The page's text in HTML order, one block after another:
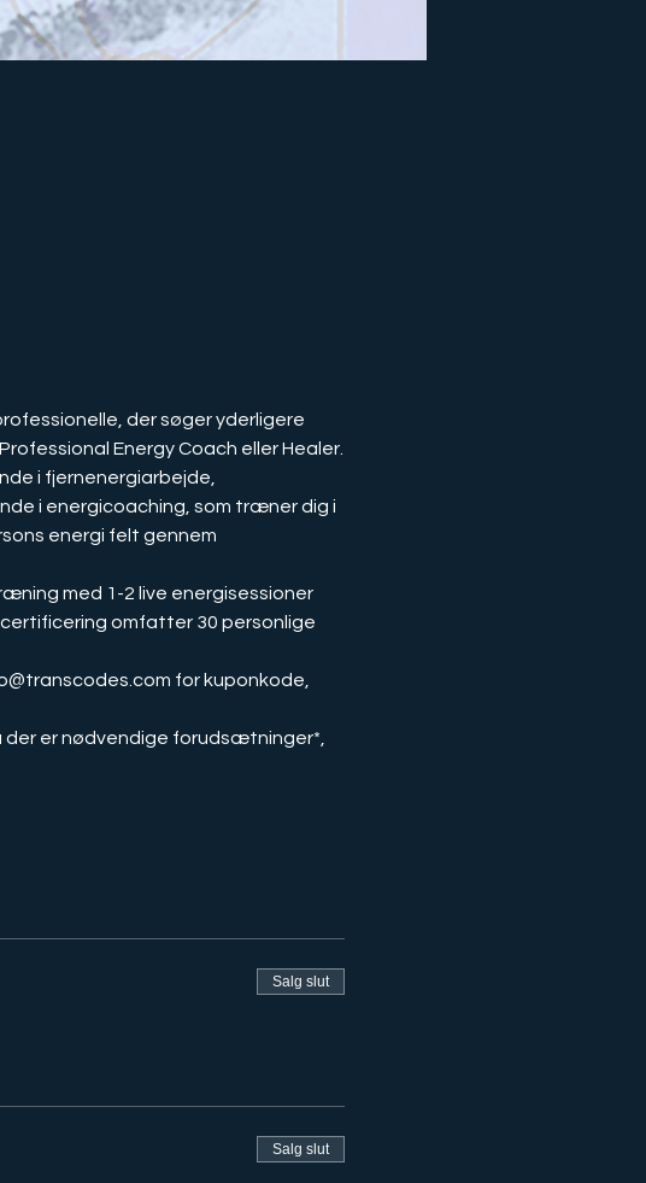
Energy Coach eller Healer.
i energicoaching, som træner dig i
energi felt gennem
omfatter 30 personlige
Salg slut
Salg slut